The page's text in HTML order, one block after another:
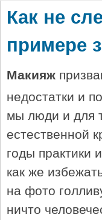
Как не
примере
Макияж
недостатки и
мы люди и для
естественной
годы практики
как же
на фото
ничто